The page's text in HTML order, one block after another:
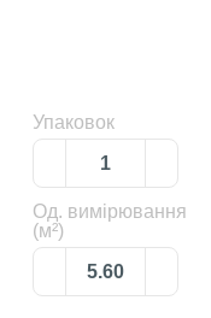
Упаковок
Од. вимірювання
(м²)